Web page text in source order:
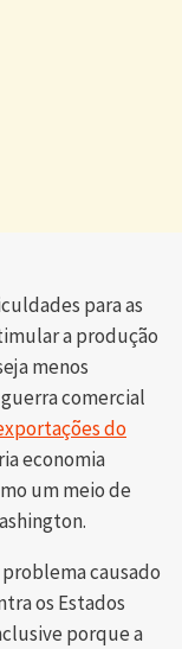
para as
a produção
menos
comercial
do
economia
um meio de
causado
os Estados
porque a